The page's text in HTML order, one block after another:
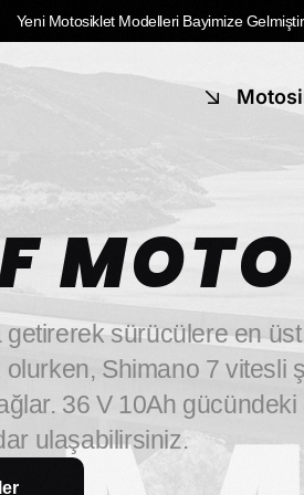
Yeni Motosiklet Modelleri Bayimize
Modelleri Görüntüle
MOTO
getirerek sürücülere en üst
olurken, Shimano 7 vitesli
36 V 10Ah gücündeki
ulaşabilirsiniz.